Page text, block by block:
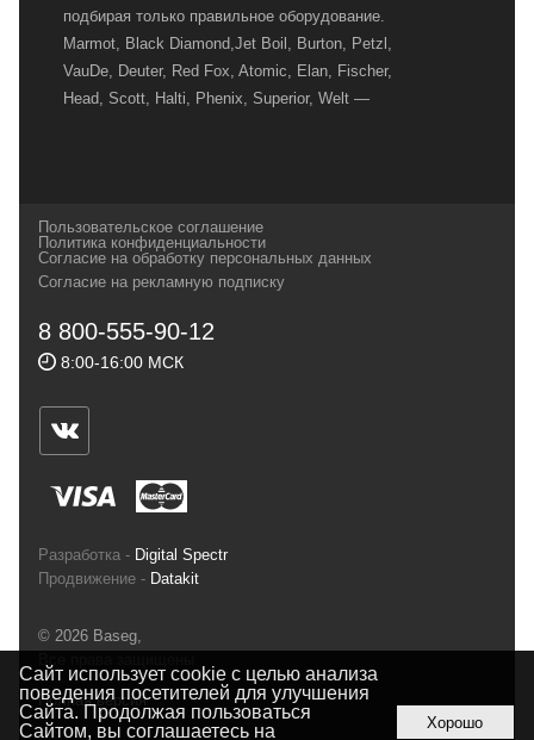
подбирая только правильное оборудование.
Marmot, Black Diamond,Jet Boil, Burton, Petzl,
VauDe, Deuter, Red Fox, Atomic, Elan, Fischer,
Head, Scott, Halti, Phenix, Superior, Welt —
и взыскательных путешественников,
спортсменов и отдыхающих.
Геннадьевич
ИНН 590300057023 ОГРН 304590319000121
ул.Советская, 25, магазин Басег.
Тел./факс (342) 2101242
Пользовательское соглашение
Политика конфиденциальности
Согласие на обработку персональных данных
Согласие на рекламную подписку
8 800-555-90-12
8:00-16:00 МСК
Разработка - Digital Spectr
Продвижение - Datakit
© 2026 Baseg,
Полная версия
Сайт использует cookie с целью анализа
поведения посетителей для улучшения
Сайта. Продолжая пользоваться
Сайтом, вы соглашаетесь на
Хорошо